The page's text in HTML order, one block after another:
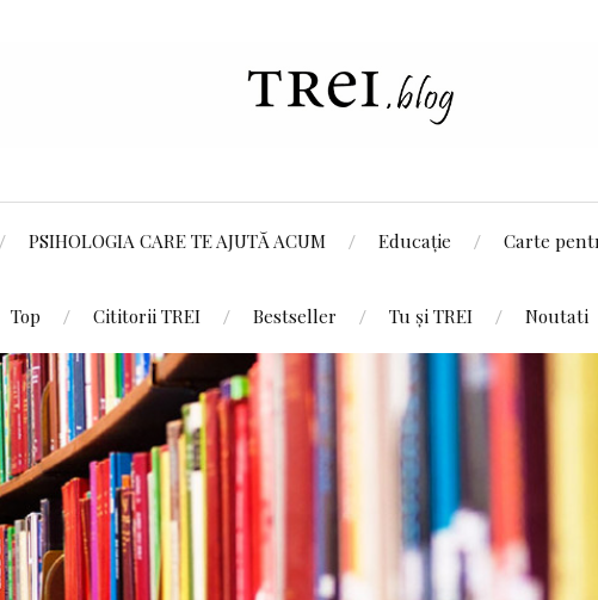
PSIHOLOGIA CARE TE AJUTĂ ACUM Educație Carte
Top Cititorii TREI Bestseller Tu și TREI Noutati